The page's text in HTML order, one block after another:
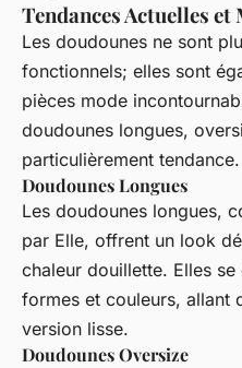
Tendances Actuelles et
Les doudounes ne sont
fonctionnels; elles sont
pièces mode
doudounes longues,
particulièrement tendance.
Doudounes Longues
Les doudounes longues,
par Elle, offrent un look
chaleur douillette. Elles
formes et couleurs, allant
version lisse.
Doudounes Oversize